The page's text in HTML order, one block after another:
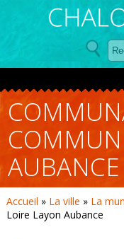
Panneau de gestion
AUBANCE
Accueil » La ville » La
Loire Layon Aubance